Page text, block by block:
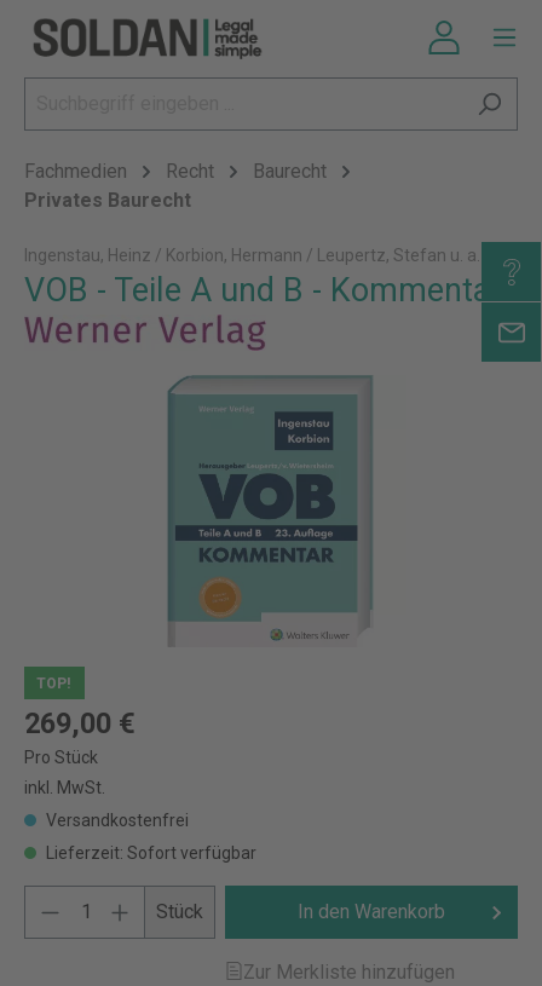
Fachmedien Recht
Baurecht
Privates Baurecht
Ingenstau, Heinz / Korbion, Hermann / Leupertz, Stefan u. a.
VOB - Teile A und B - Kommentar
TOP!
269,00 €
Pro Stück
inkl. MwSt.
Versandkostenfrei
Lieferzeit: Sofort verfügbar
Stück In den Warenkorb
Zur Merkliste hinzufügen